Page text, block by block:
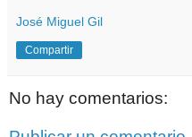
José Miguel Gil
Compartir
No hay comentarios: